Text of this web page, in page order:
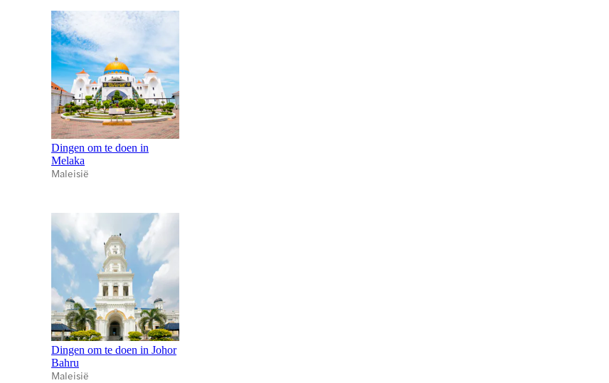
Dingen om te doen in
Melaka
Maleisië
Dingen om te doen in Johor
Bahru
Maleisië